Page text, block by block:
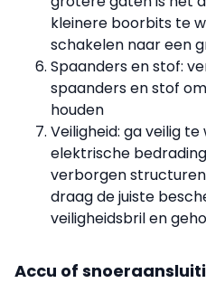
kleinere boorbits te
schakelen naar een
Spaanders en stof:
spaanders en stof
houden
Veiligheid: ga veilig
elektrische
verborgen
draag de juiste
veiligheidsbril en
Accu of